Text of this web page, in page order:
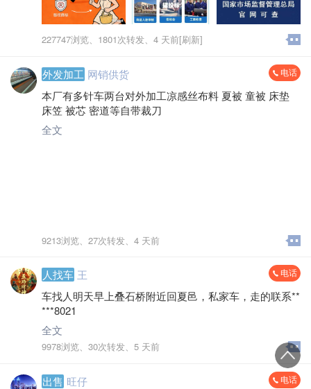
227747浏览、 1801次转发、 4 天前[刷新]
外发加工 网销供货 电话
本厂有多针车两台对外加工凉感丝布料 夏被 童被 床垫
床笠 被芯 密道等自带裁刀
全文
9213浏览、 27次转发、 4 天前
人找车 王 电话
车找人明天早上叠石桥附近回夏邑，私家车，走的联系**
***8021
全文
9978浏览、 30次转发、 5 天前
出售 旺仔 电话